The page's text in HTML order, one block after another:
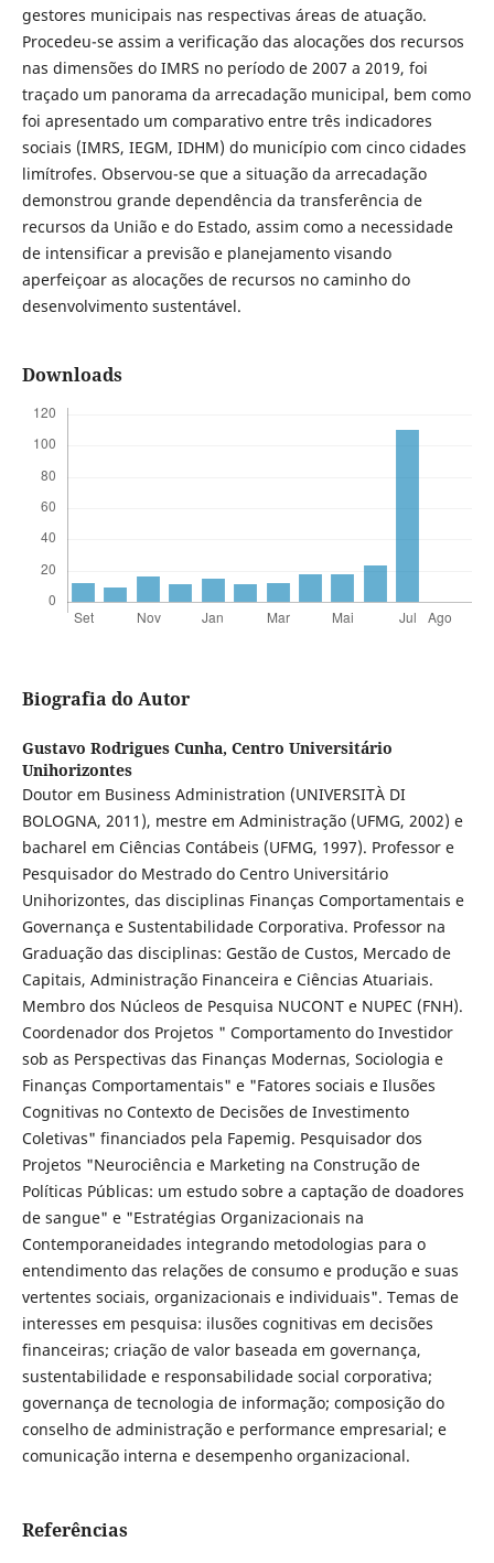
gestores municipais nas respectivas áreas de atuação.
Procedeu-se assim a verificação das alocações dos recursos
nas dimensões do IMRS no período de 2007 a 2019, foi
traçado um panorama da arrecadação municipal, bem como
foi apresentado um comparativo entre três indicadores
sociais (IMRS, IEGM, IDHM) do município com cinco cidades
limítrofes. Observou-se que a situação da arrecadação
demonstrou grande dependência da transferência de
recursos da União e do Estado, assim como a necessidade
de intensificar a previsão e planejamento visando
aperfeiçoar as alocações de recursos no caminho do
desenvolvimento sustentável.
Downloads
Biografia do Autor
Gustavo Rodrigues Cunha, Centro Universitário
Unihorizontes
Doutor em Business Administration (UNIVERSITÀ DI
BOLOGNA, 2011), mestre em Administração (UFMG, 2002) e
bacharel em Ciências Contábeis (UFMG, 1997). Professor e
Pesquisador do Mestrado do Centro Universitário
Unihorizontes, das disciplinas Finanças Comportamentais e
Governança e Sustentabilidade Corporativa. Professor na
Graduação das disciplinas: Gestão de Custos, Mercado de
Capitais, Administração Financeira e Ciências Atuariais.
Membro dos Núcleos de Pesquisa NUCONT e NUPEC (FNH).
Coordenador dos Projetos " Comportamento do Investidor
sob as Perspectivas das Finanças Modernas, Sociologia e
Finanças Comportamentais" e "Fatores sociais e Ilusões
Cognitivas no Contexto de Decisões de Investimento
Coletivas" financiados pela Fapemig. Pesquisador dos
Projetos "Neurociência e Marketing na Construção de
Políticas Públicas: um estudo sobre a captação de doadores
de sangue" e "Estratégias Organizacionais na
Contemporaneidades integrando metodologias para o
entendimento das relações de consumo e produção e suas
vertentes sociais, organizacionais e individuais". Temas de
interesses em pesquisa: ilusões cognitivas em decisões
financeiras; criação de valor baseada em governança,
sustentabilidade e responsabilidade social corporativa;
governança de tecnologia de informação; composição do
conselho de administração e performance empresarial; e
comunicação interna e desempenho organizacional.
Referências